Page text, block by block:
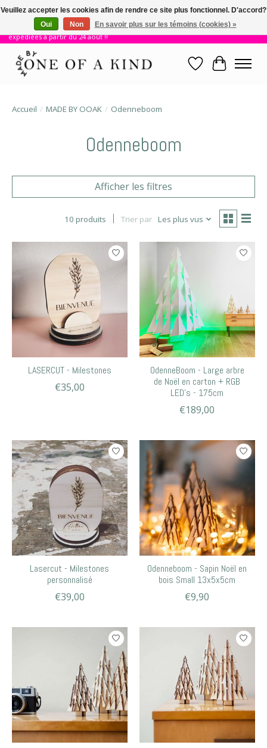
!! Nous sommes en vacances jusqu'au 23 août. Les commandes seront
expédiées à partir du 24 août !!
Liste dePanier
Accueil / MADE BY OOAK / Odenneboom
Odenneboom
Afficher les filtres
10 produits Trier par Les plus vus
LASERCUT - Milestones
€35,00
OdenneBoom - Large arbre
de Noël en carton + RGB
LED’s - 175cm
€189,00
Lasercut - Milestones
personnalisé
€39,00
Odenneboom - Sapin Noël en
bois Small 13x5x5cm
€9,90
Veuillez accepter les cookies afin de rendre ce site plus fonctionnel. D'accord?
Oui
Non En savoir plus sur les témoins (cookies) »